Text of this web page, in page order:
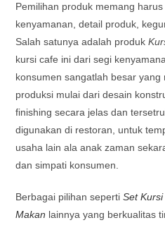
Pemilihan produk memang
kenyamanan, detail produk,
Salah satunya adalah produk
kursi cafe ini dari segi
konsumen sangatlah besar
produksi mulai dari desain
finishing secara jelas dan
digunakan di restoran, untuk
usaha lain ala anak zaman
dan simpati konsumen.
Berbagai pilihan sepertiSet
Makan lainnya yang berkualitas